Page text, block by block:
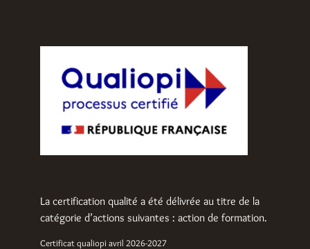
La certification qualité a été délivrée au titre de la
catégorie d’actions suivantes : action de formation.
Certificat qualiopi avril 2026-2027